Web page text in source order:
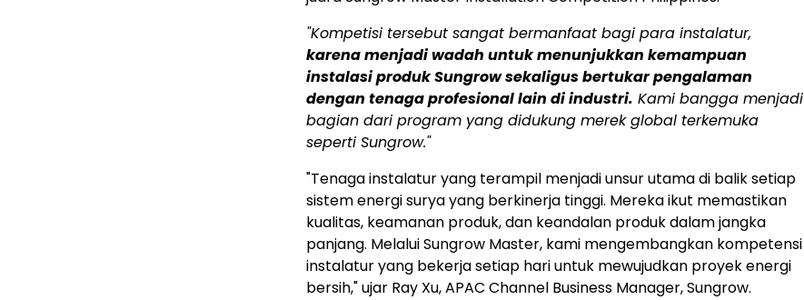
"Kompetisi tersebut sangat bermanfaat bagi para instalatur,
karena menjadi wadah untuk menunjukkan kemampuan
instalasi produk Sungrow sekaligus bertukar pengalaman
dengan tenaga profesional lain di industri. Kami bangga menjadi
bagian dari program yang didukung merek global terkemuka
seperti Sungrow."
"Tenaga instalatur yang terampil menjadi unsur utama di balik setiap
sistem energi surya yang berkinerja tinggi. Mereka ikut memastikan
kualitas, keamanan produk, dan keandalan produk dalam jangka
panjang. Melalui Sungrow Master, kami mengembangkan kompetensi
instalatur yang bekerja setiap hari untuk mewujudkan proyek energi
bersih," ujar Ray Xu, APAC Channel Business Manager, Sungrow.